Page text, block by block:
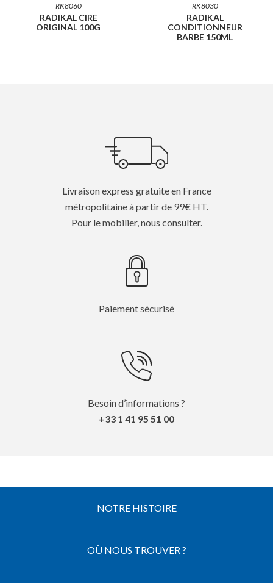
RK8060
RADIKAL CIRE
ORIGINAL 100G
RK8030
RADIKAL
CONDITIONNEUR
BARBE 150ML
Livraison express gratuite en France
métropolitaine à partir de 99€ HT.
Pour le mobilier, nous consulter.
Paiement sécurisé
Besoin d’informations ?
+33 1 41 95 51 00
NOTRE HISTOIRE
OÙ NOUS TROUVER ?